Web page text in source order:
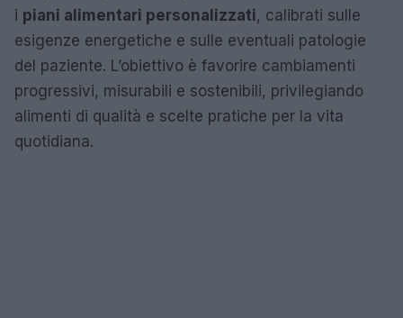
i piani alimentari personalizzati, calibrati sulle
esigenze energetiche e sulle eventuali patologie
del paziente. L’obiettivo è favorire cambiamenti
progressivi, misurabili e sostenibili, privilegiando
alimenti di qualità e scelte pratiche per la vita
quotidiana.